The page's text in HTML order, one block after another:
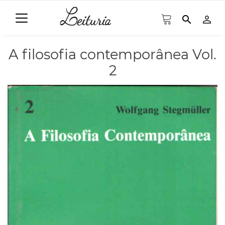
search person_outline
A filosofia contemporânea Vol.
2